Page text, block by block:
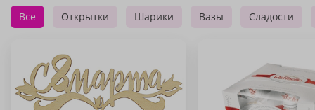
Все Открытки Шарики Вазы Сладости